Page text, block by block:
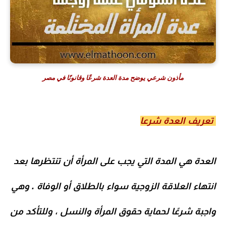
مأذون شرعي يوضح مدة العدة شرعًا وقانونًا في مصر
تعريف العدة شرعا
العدة هي المدة التي يجب على المرأة أن تنتظرها بعد
انتهاء العلاقة الزوجية سواء بالطلاق أو الوفاة . وهي
واجبة شرعًا لحماية حقوق المرأة والنسل ، وللتأكد من